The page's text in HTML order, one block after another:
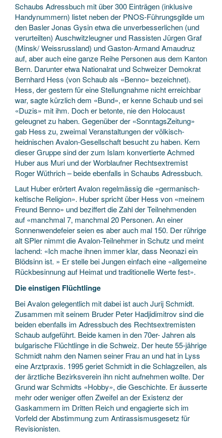
Schaubs Adressbuch mit über 300 Einträgen (inklusive
Handynummern) listet neben der PNOS-Führungsgilde um
den Basler Jonas Gysin etwa die unverbesserlichen (und
verurteilten) Auschwitzleugner und Rassisten Jürgen Graf
(Minsk/ Weissrussland) und Gaston-Armand Amaudruz
auf, aber auch eine ganze Reihe Personen aus dem Kanton
Bern. Darunter etwa Nationalrat und Schweizer Demokrat
Bernhard Hess (von Schaub als «Benno» bezeichnet).
Hess, der gestern für eine Stellungnahme nicht erreichbar
war, sagte kürzlich dem «Bund», er kenne Schaub und sei
«Duzis» mit ihm. Doch er betonte, nie den Holocaust
geleugnet zu haben. Gegenüber der «SonntagsZeitung»
gab Hess zu, zweimal Veranstaltungen der völkisch-
heidnischen Avalon-Gesellschaft besucht zu haben. Kern
dieser Gruppe sind der zum Islam konvertierte Achmed
Huber aus Muri und der Worblaufner Rechtsextremist
Roger Wüthrich – beide ebenfalls in Schaubs Adressbuch.
Laut Huber erörtert Avalon regelmässig die «germanisch-
keltische Religion». Huber spricht über Hess von «meinem
Freund Benno» und beziffert die Zahl der Teilnehmenden
auf «manchmal 7, manchmal 20 Personen. An einer
Sonnenwendefeier seien es aber auch mal 150. Der rührige
alt SPler nimmt die Avalon-Teilnehmer in Schutz und meint
lachend: «Ich mache ihnen immer klar, dass Neonazi ein
Blödsinn ist. » Er stelle bei Jungen einfach eine «allgemeine
Rückbesinnung auf Heimat und traditionelle Werte fest».
Die einstigen Flüchtlinge
Bei Avalon gelegentlich mit dabei ist auch Jurij Schmidt.
Zusammen mit seinem Bruder Peter Hadjidimitrov sind die
beiden ebenfalls im Adressbuch des Rechtsextremisten
Schaub aufgeführt. Beide kamen in den 70er- Jahren als
bulgarische Flüchtlinge in die Schweiz. Der heute 55-jährige
Schmidt nahm den Namen seiner Frau an und hat in Lyss
eine Arztpraxis. 1995 geriet Schmidt in die Schlagzeilen, als
der ärztliche Bezirksverein ihn nicht aufnehmen wollte. Der
Grund war Schmidts «Hobby», die Geschichte. Er äusserte
mehr oder weniger offen Zweifel an der Existenz der
Gaskammern im Dritten Reich und engagierte sich im
Vorfeld der Abstimmung zum Antirassismusgesetz für
Revisionisten.